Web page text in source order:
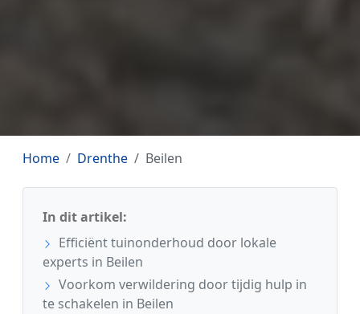
Home Drenthe Beilen
In dit artikel:
Efficiënt tuinonderhoud door lokale
experts in Beilen
Voorkom verwildering door tijdig hulp in
te schakelen in Beilen